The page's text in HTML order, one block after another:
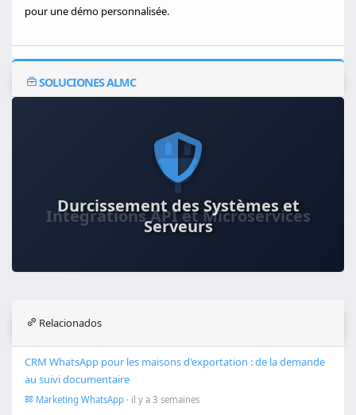
pour une démo personnalisée.
SOLUCIONES ALMC
Durcissement des Systèmes et
Serveurs
Relacionados
CRM WhatsApp pour les maisons d'exportation : de la demande
au suivi documentaire
Marketing WhatsApp · il y a 3 semaines